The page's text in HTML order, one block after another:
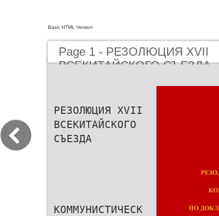
Basic HTML Version
Page 1 - РЕЗОЛЮЦИЯ XVII
ВСЕКИТАЙСКОГО СЪЕЗДА
КОМИССИИ КПК ПО
ДИСЦИПЛИНЫ
РЕЗОЛЮЦИЯ XVII
ВСЕКИТАЙСКОГО
СЪЕЗДА
КОММУНИСТИЧЕСК